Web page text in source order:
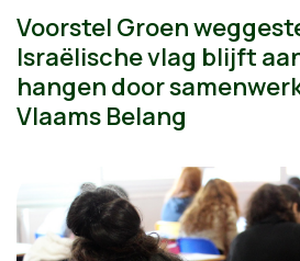
Voorstel Groen
Israëlische vlag blijft
hangen door
Vlaams Belang